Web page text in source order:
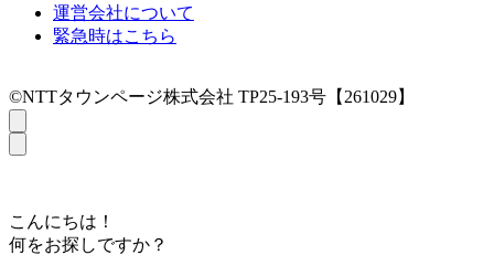
運営会社について
緊急時はこちら
©NTTタウンページ株式会社 TP25-193号【261029】
こんにちは！
何をお探しですか？